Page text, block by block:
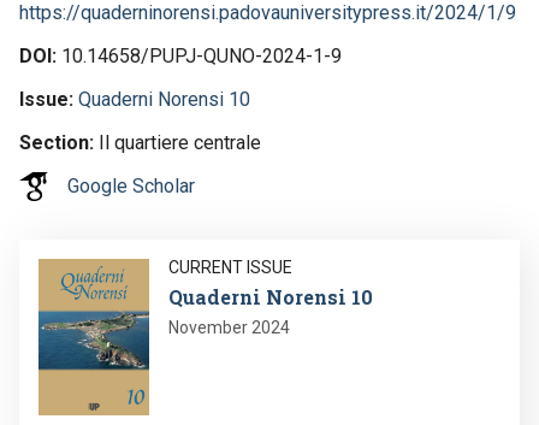
https://quaderninorensi.padovauniversitypress.it/2024/1/9
DOI 10.14658/PUPJ-QUNO-2024-1-9
Issue Quaderni Norensi 10
Section Il quartiere centrale
Google Scholar
CURRENT ISSUE
Quaderni Norensi 10
November 2024